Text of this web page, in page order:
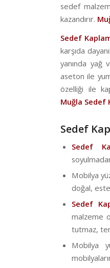
sedef
kazandırır.
Sedef
karşıda
yanında yağ
aseton ile
özelliği ile
Muğla Sedef
Sedef
Sedef
Mobilya
doğal,
Sedef
malzeme
tutmaz,
Mobilya